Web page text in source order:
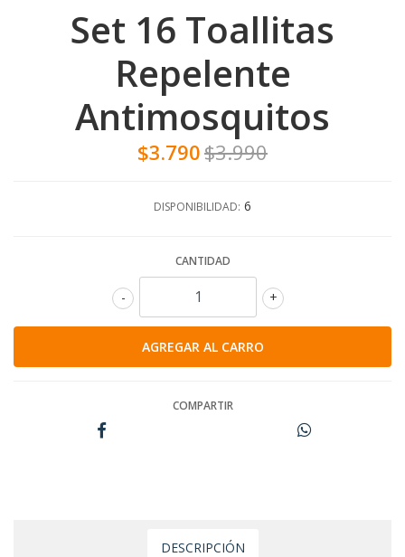
Set 16 Toallitas
Repelente
Antimosquitos
$3.790$3.990
DISPONIBILIDAD: 6
CANTIDAD
+
-
COMPARTIR
DESCRIPCIÓN